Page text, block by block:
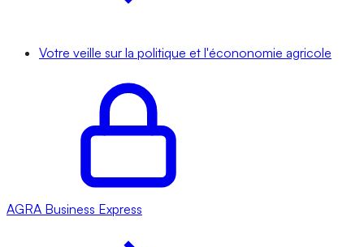
Votre veille sur la politique et l'écononomie agricole
AGRA Business Express